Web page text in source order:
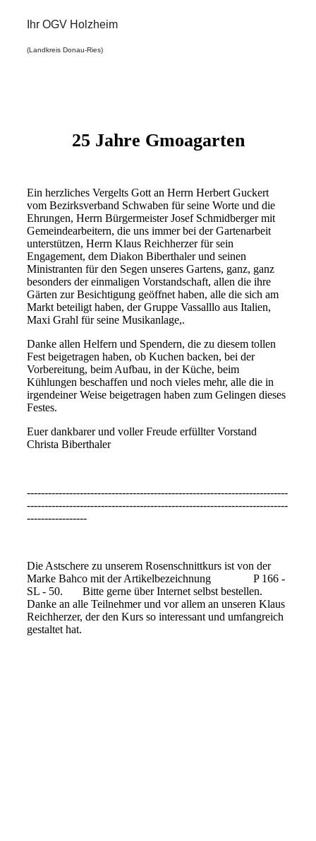
Ihr OGV Holzheim
(Landkreis Donau-Ries)
25 Jahre Gmoagarten
Ein herzliches Vergelts Gott an Herrn Herbert Guckert
vom Bezirksverband Schwaben für seine Worte und die
Ehrungen, Herrn Bürgermeister Josef Schmidberger mit
Gemeindearbeitern, die uns immer bei der Gartenarbeit
unterstützen, Herrn Klaus Reichherzer für sein
Engagement, dem Diakon Biberthaler und seinen
Ministranten für den Segen unseres Gartens, ganz, ganz
besonders der einmaligen Vorstandschaft, allen die ihre
Gärten zur Besichtigung geöffnet haben, alle die sich am
Markt beteiligt haben, der Gruppe Vassalllo aus Italien,
Maxi Grahl für seine Musikanlage,.
Danke allen Helfern und Spendern, die zu diesem tollen
Fest beigetragen haben, ob Kuchen backen, bei der
Vorbereitung, beim Aufbau, in der Küche, beim
Kühlungen beschaffen und noch vieles mehr, alle die in
irgendeiner Weise beigetragen haben zum Gelingen dieses
Festes.
Euer dankbarer und voller Freude erfüllter Vorstand
Christa Biberthaler
--------------------------------------------------------------------------
--------------------------------------------------------------------------
-----------------
Die Astschere zu unserem Rosenschnittkurs ist von der
Marke Bahco mit der Artikelbezeichnung P 166 -
SL - 50. Bitte gerne über Internet selbst bestellen.
Danke an alle Teilnehmer und vor allem an unseren Klaus
Reichherzer, der den Kurs so interessant und umfangreich
gestaltet hat.